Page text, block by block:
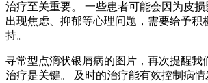
治疗至关重要。 一些患者可能会因为皮
出现焦虑、抑郁等心理问题，需要给予积
持。
寻常型点滴状银屑病的图片，再次提醒我
治疗是关键。 及时的治疗能有效控制病